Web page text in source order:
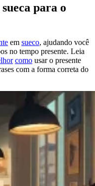
para o
em sueco, ajudando você
no tempo presente. Leia
como usar o presente
com a forma correta do